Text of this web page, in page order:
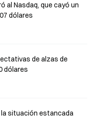
al Nasdaq, que cayó un
dólares
de alzas de
dólares
situación estancada